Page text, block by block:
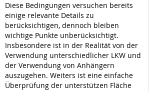
Diese Bedingungen versuchen bereits
einige relevante Details zu
berücksichtigen, dennoch bleiben
wichtige Punkte unberücksichtigt.
Insbesondere ist in der Realität von der
Verwendung unterschiedlicher LKW und
der Verwendung von Anhängern
auszugehen. Weiters ist eine einfache
Überprüfung der unterstützen Fläche